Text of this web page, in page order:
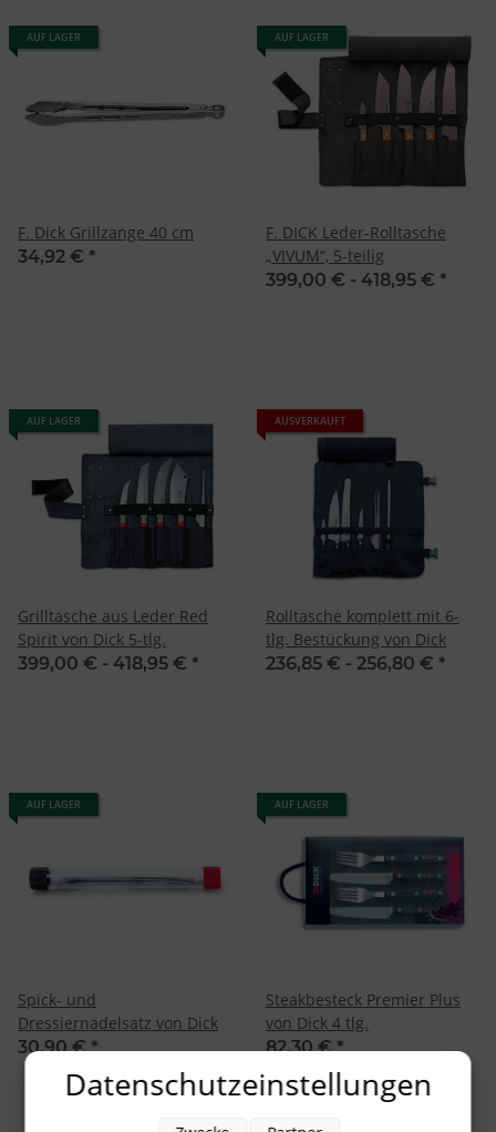
AUF LAGER
F. Dick Grillzange 40 cm
34,92 € *
AUF LAGER
F. DICK Leder-Rolltasche
„VIVUM“, 5-teilig
399,00 € - 418,95 € *
AUF LAGER
Grilltasche aus Leder Red
Spirit von Dick 5-tlg.
399,00 € - 418,95 € *
AUSVERKAUFT
Rolltasche komplett mit 6-
tlg. Bestückung von Dick
236,85 € - 256,80 € *
AUF LAGER
Spick- und
Dressiernadelsatz von Dick
30,90 €*
AUF LAGER
Steakbesteck Premier Plus
von Dick 4 tlg.
82,30 €*
Datenschutzeinstellungen